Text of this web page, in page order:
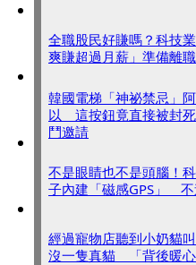
全職股民好賺嗎？科技
爽賺超過月薪」準備離
韓國電梯「神祕禁忌」
以 這按鈕竟直接被封
鬥邀請
不是眼睛也不是頭腦！
子內建「磁感GPS」
經過寵物店聽到小奶貓
沒一隻真貓 「背後暖